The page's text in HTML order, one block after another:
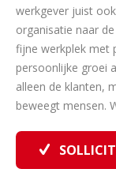
werkgever juist
organisatie naar
fijne werkplek met
persoonlijke groei
alleen de klanten,
beweegt mensen.